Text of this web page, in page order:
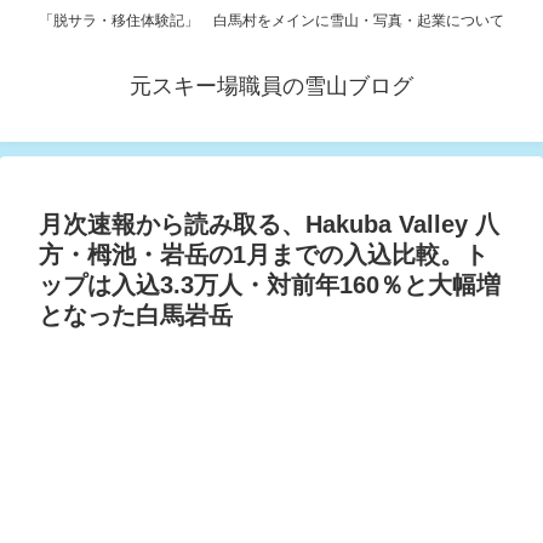
「脱サラ・移住体験記」 白馬村をメインに雪山・写真・起業について
元スキー場職員の雪山ブログ
月次速報から読み取る、Hakuba Valley 八
方・栂池・岩岳の1月までの入込比較。ト
ップは入込3.3万人・対前年160％と大幅増
となった白馬岩岳